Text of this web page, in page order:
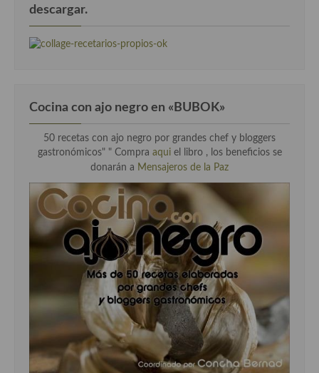
descargar.
Cocina con ajo negro en «BUBOK»
50 recetas con ajo negro por grandes chef y bloggers
gastronómicos" " Compra aqui el libro , los beneficios se
donarán a Mensajeros de la Paz